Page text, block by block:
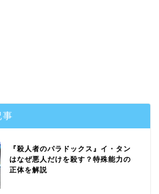
『殺人者のパラドックス』イ・タン
はなぜ悪人だけを殺す？特殊能力の
正体を解説